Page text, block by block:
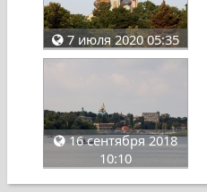
7 июля 2020 05:35
16 сентября 2018
10:10